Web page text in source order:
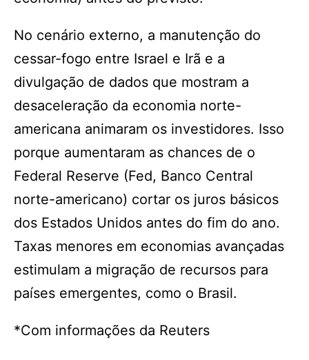
No cenário externo, a manutenção do
cessar-fogo entre Israel e Irã e a
divulgação de dados que mostram a
desaceleração da economia norte-
americana animaram os investidores. Isso
porque aumentaram as chances de o
Federal Reserve (Fed, Banco Central
norte-americano) cortar os juros básicos
dos Estados Unidos antes do fim do ano.
Taxas menores em economias avançadas
estimulam a migração de recursos para
países emergentes, como o Brasil.
*Com informações da Reuters